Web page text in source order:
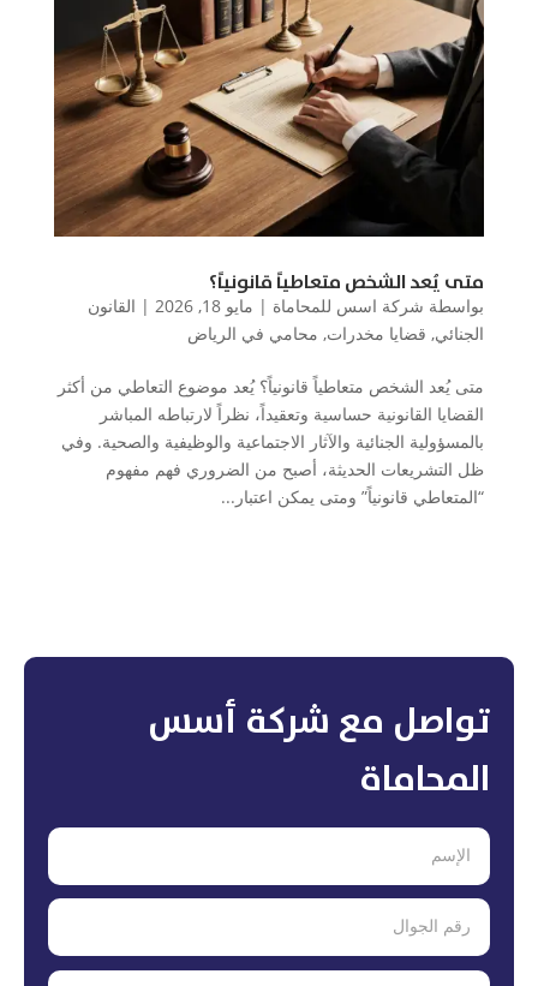
متى يُعد الشخص متعاطياً قانونياً؟
بواسطة شركة اسس للمحاماة | مايو 18, 2026 | القانون
الجنائي, قضايا مخدرات, محامي في الرياض
متى يُعد الشخص متعاطياً قانونياً؟ يُعد موضوع التعاطي من أكثر
القضايا القانونية حساسية وتعقيداً، نظراً لارتباطه المباشر
بالمسؤولية الجنائية والآثار الاجتماعية والوظيفية والصحية. وفي
ظل التشريعات الحديثة، أصبح من الضروري فهم مفهوم
“المتعاطي قانونياً” ومتى يمكن اعتبار...
تواصل مع شركة أسس
المحاماة